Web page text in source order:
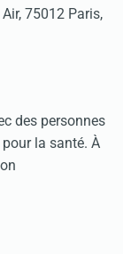
75012 Paris,
des personnes
la santé. À